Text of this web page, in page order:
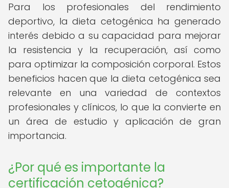
Para los profesionales del rendimiento
deportivo, la dieta cetogénica ha generado
interés debido a su capacidad para mejorar
la resistencia y la recuperación, así como
para optimizar la composición corporal. Estos
beneficios hacen que la dieta cetogénica sea
relevante en una variedad de contextos
profesionales y clínicos, lo que la convierte en
un área de estudio y aplicación de gran
importancia.
¿Por qué es importante la
certificación cetogénica?